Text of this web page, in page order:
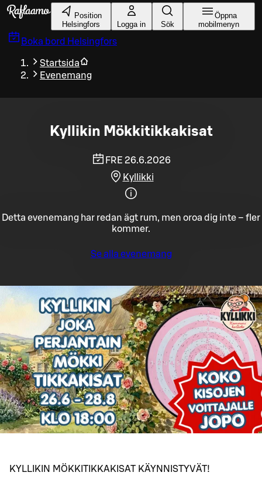
Gå till huvudinnehållet
Position
Helsingfors
Logga in Sök
Öppna
mobilmenyn
Boka bord Helsingfors
Startsida
Evenemang
Kyllikin Mökkitikkakisat
FRE 26.6.2026
Kyllikki
Detta evenemang har redan ägt rum, men oroa dig inte – fler
kommer.
Se alla evenemang
KYLLIKIN MÖKKITIKKAKISAT KÄYNNISTYVÄT!